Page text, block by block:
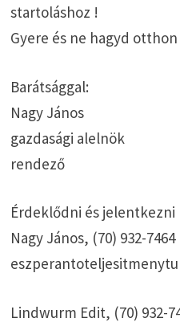
startoláshoz !
Gyere és ne hagyd
Barátsággal:
Nagy János
gazdasági alelnök
rendező
Érdeklődni és jelentkezni
Nagy János, (70) 932-7464
Lindwurm Edit, (70) 932-